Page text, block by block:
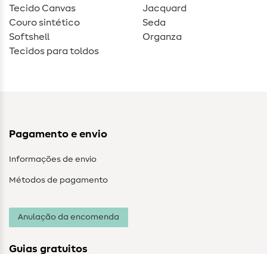
Tecido Canvas
Couro sintético
Softshell
Tecidos para toldos
Jacquard
Seda
Organza
Pagamento e envio
Informações de envio
Métodos de pagamento
Anulação da encomenda
Guias gratuitos